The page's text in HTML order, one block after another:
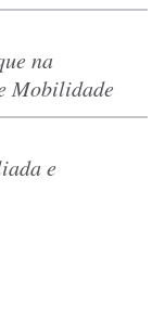
na
Mobilidade
e